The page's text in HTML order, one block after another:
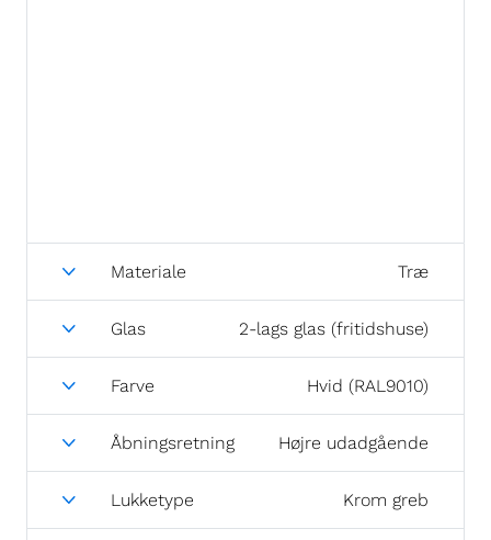
Materiale Træ
Glas 2-lags glas (fritidshuse)
Farve Hvid (RAL9010)
Åbningsretning Højre udadgående
Lukketype Krom greb